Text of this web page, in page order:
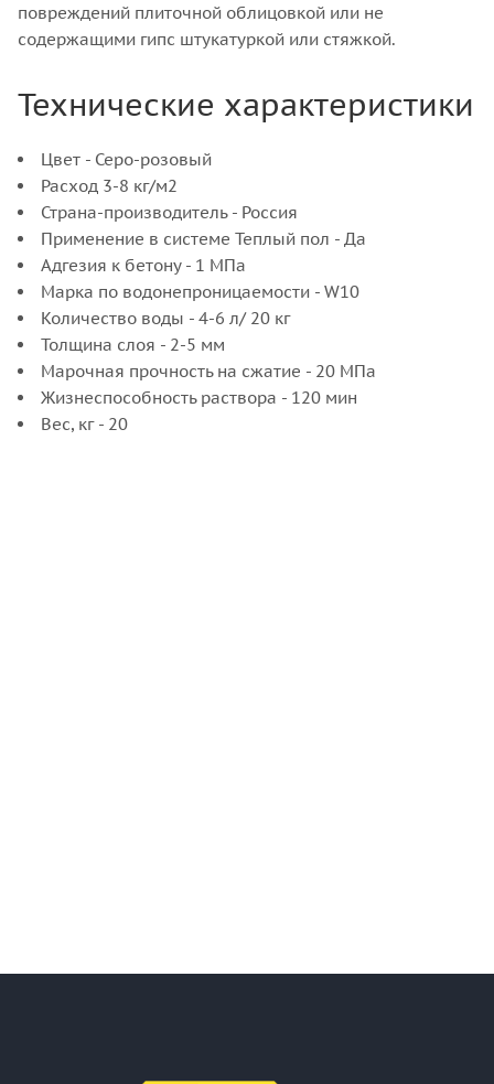
повреждений плиточной облицовкой или не
содержащими гипс штукатуркой или стяжкой.
Технические характеристики
Цвет - Серо-розовый
Расход 3-8 кг/м2
Страна-производитель - Россия
Применение в системе Теплый пол - Да
Адгезия к бетону - 1 МПа
Марка по водонепроницаемости - W10
Количество воды - 4-6 л/ 20 кг
Толщина слоя - 2-5 мм
Марочная прочность на сжатие - 20 МПа
Жизнеспособность раствора - 120 мин
Вес, кг - 20